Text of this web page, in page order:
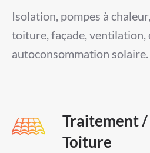
Isolation, pompes à
toiture, façade, ventilation,
autoconsommation solaire.
Traitement
Toiture